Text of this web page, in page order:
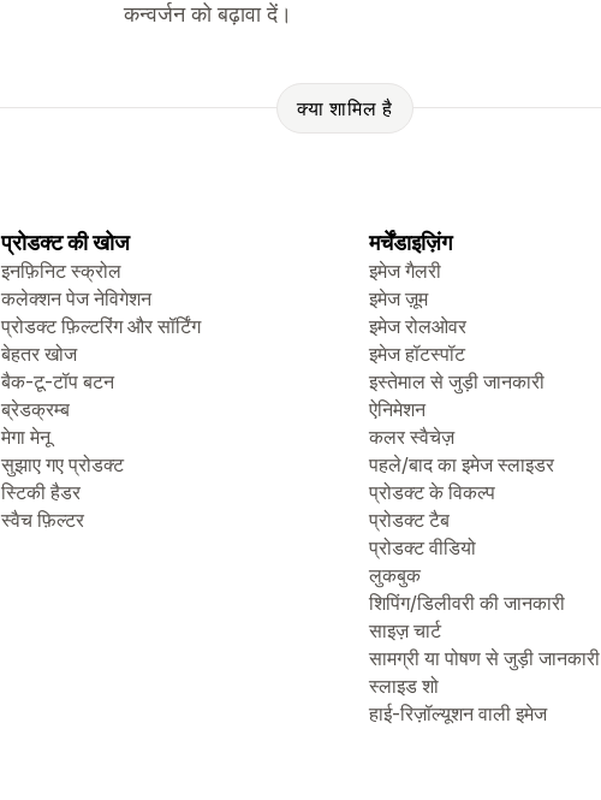
कन्वर्जन को बढ़ावा दें।
क्या शामिल है
प्रोडक्ट की खोज
इनफ़िनिट स्क्रोल
कलेक्शन पेज नेविगेशन
प्रोडक्ट फ़िल्टरिंग और सॉर्टिंग
बेहतर खोज
बैक-टू-टॉप बटन
ब्रेडक्रम्ब
मेगा मेनू
सुझाए गए प्रोडक्ट
स्टिकी हैडर
स्वैच फ़िल्टर
मर्चेंडाइज़िंग
इमेज गैलरी
इमेज ज़ूम
इमेज रोलओवर
इमेज हॉटस्पॉट
इस्तेमाल से जुड़ी जानकारी
ऐनिमेशन
कलर स्वैचेज़
पहले/बाद का इमेज स्लाइडर
प्रोडक्ट के विकल्प
प्रोडक्ट टैब
प्रोडक्ट वीडियो
लुकबुक
शिपिंग/डिलीवरी की जानकारी
साइज़ चार्ट
सामग्री या पोषण से जुड़ी जानकारी
स्लाइड शो
हाई-रिज़ॉल्यूशन वाली इमेज